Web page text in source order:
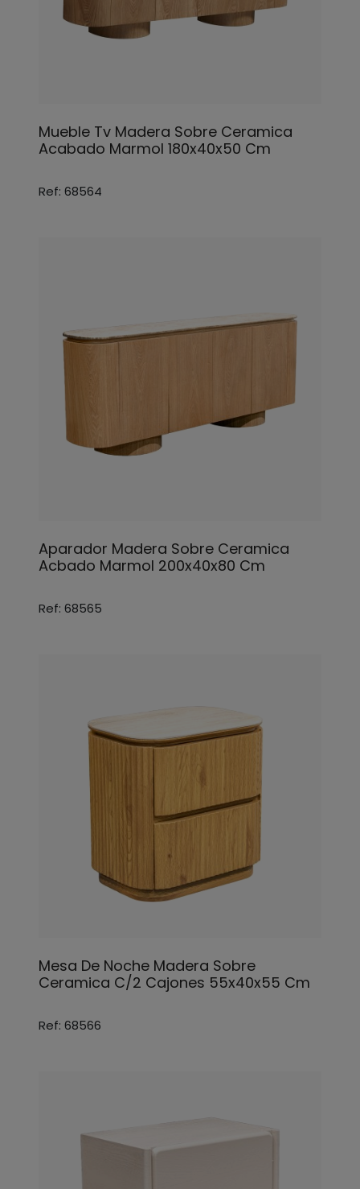
Mueble Tv Madera Sobre Ceramica
Acabado Marmol 180x40x50 Cm
Ref: 68564
Aparador Madera Sobre Ceramica
Acbado Marmol 200x40x80 Cm
Ref: 68565
Mesa De Noche Madera Sobre
Ceramica C/2 Cajones 55x40x55 Cm
Ref: 68566